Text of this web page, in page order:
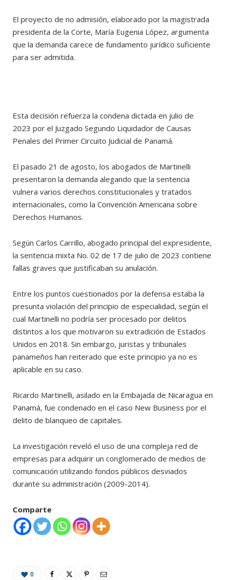
El proyecto de no admisión, elaborado por la magistrada
presidenta de la Corte, María Eugenia López, argumenta
que la demanda carece de fundamento jurídico suficiente
para ser admitida.
Esta decisión refuerza la condena dictada en julio de
2023 por el Juzgado Segundo Liquidador de Causas
Penales del Primer Circuito Judicial de Panamá.
El pasado 21 de agosto, los abogados de Martinelli
presentaron la demanda alegando que la sentencia
vulnera varios derechos constitucionales y tratados
internacionales, como la Convención Americana sobre
Derechos Humanos.
Según Carlos Carrillo, abogado principal del expresidente,
la sentencia mixta No. 02 de 17 de julio de 2023 contiene
fallas graves que justificaban su anulación.
Entre los puntos cuestionados por la defensa estaba la
presunta violación del principio de especialidad, según el
cual Martinelli no podría ser procesado por delitos
distintos a los que motivaron su extradición de Estados
Unidos en 2018. Sin embargo, juristas y tribunales
panameños han reiterado que este principio ya no es
aplicable en su caso.
Ricardo Martinelli, asilado en la Embajada de Nicaragua en
Panamá, fue condenado en el caso New Business por el
delito de blanqueo de capitales.
La investigación reveló el uso de una compleja red de
empresas para adquirir un conglomerado de medios de
comunicación utilizando fondos públicos desviados
durante su administración (2009-2014).
Comparte
0